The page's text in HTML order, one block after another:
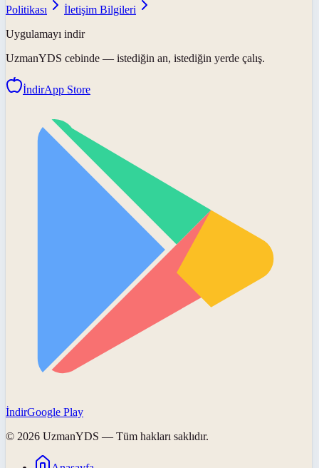
Politikası
İletişim Bilgileri
Uygulamayı indir
UzmanYDS cebinde — istediğin an, istediğin yerde çalış.
İndirApp Store
İndirGoogle Play
© 2026 UzmanYDS — Tüm hakları saklıdır.